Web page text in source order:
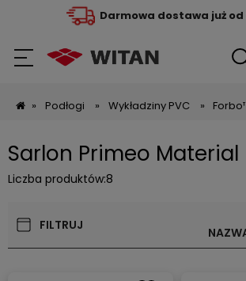
Darmowa dostawa już od
» Podłogi » Wykładziny PVC »
Sarlon Primeo Material
Liczba produktów:8
FILTRUJ